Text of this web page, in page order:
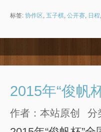
标签: 协作区, 五子棋, 公开赛, 日程,
2015年“俊帆
作者：本站原创 分